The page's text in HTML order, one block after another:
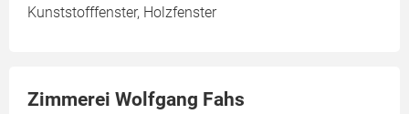
Kunststofffenster, Holzfenster
Zimmerei Wolfgang Fahs